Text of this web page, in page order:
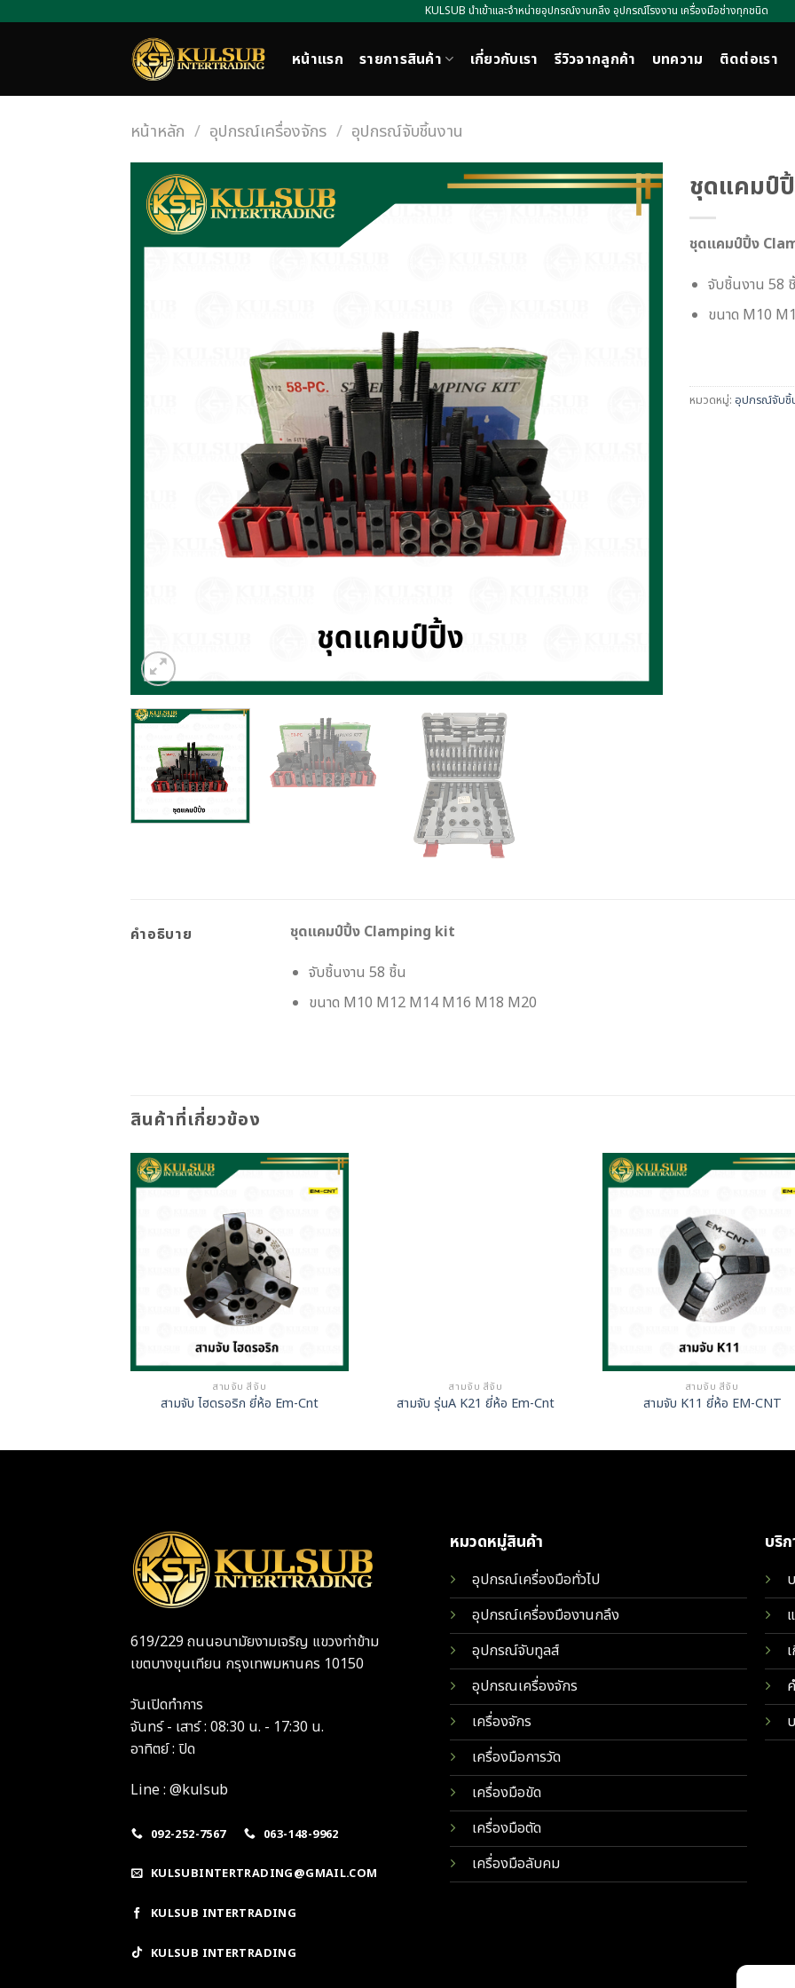
KULSUB นำเข้าและจำหน่ายอุปกรณ์งานกลึง อุปกรณ์โรงงาน เครื่องมือช่างทุกชนิด
หน้าแรก รายการสินค้า เกี่ยวกับเรา รีวิวจากลูกค้า บทความ ติดต่อเรา
หน้าหลัก / อุปกรณ์เครื่องจักร / อุปกรณ์จับชิ้นงาน
ชุดแคมป์
ชุดแคมป์ปิ้ง
จับชิ้นงาน 58
ขนาด M10
หมวดหมู่: อุปกรณ์จับชิ้
คำอธิบาย
ชุดแคมป์ปิ้ง Clamping kit
จับชิ้นงาน 58 ชิ้น
ขนาด M10 M12 M14 M16 M18 M20
สินค้าที่เกี่ยวข้อง
สามจับ สี่จับ
สามจับ ไฮดรอริก ยี่ห้อ Em-Cnt
สามจับ สี่จับ
สามจับ รุ่นA K21 ยี่ห้อ Em-Cnt
สามจับ สี่จับ
สามจับ K11 ยี่ห้อ EM-CNT
619/229 ถนนอนามัยงามเจริญ แขวงท่าข้าม
เขตบางขุนเทียน กรุงเทพมหานคร 10150
วันเปิดทำการ
จันทร์ - เสาร์ : 08:30 น. - 17:30 น.
อาทิตย์ : ปิด
Line : @kulsub
092-252-7567 063-148-9962
KULSUBINTERTRADING@GMAIL.COM
KULSUB INTERTRADING
KULSUB INTERTRADING
หมวดหมู่สินค้า
อุปกรณ์เครื่องมือทั่วไป
อุปกรณ์เครื่องมืองานกลึง
อุปกรณ์จับทูลส์
อุปกรณเครื่องจักร
เครื่องจักร
เครื่องมือการวัด
เครื่องมือขัด
เครื่องมือตัด
เครื่องมือลับคม
บริก